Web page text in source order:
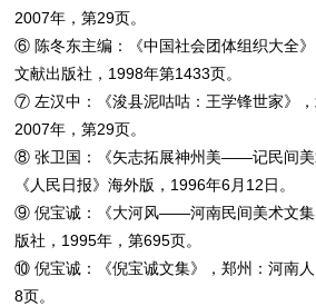
2007年，第29页。
⑥ 陈冬东主编：《中国社会团体组织大全
文献出版社，1998年第1433页。
⑦ 左汉中：《浚县泥咕咕：王学锋世家》，
2007年，第29页。
⑧ 张卫国：《矢志拓展神州美——记民间美
《人民日报》海外版，1996年6月12日。
⑨ 倪宝诚：《大河风——河南民间美术文集
版社，1995年，第695页。
⑩ 倪宝诚：《倪宝诚文集》，郑州：河南
8页。